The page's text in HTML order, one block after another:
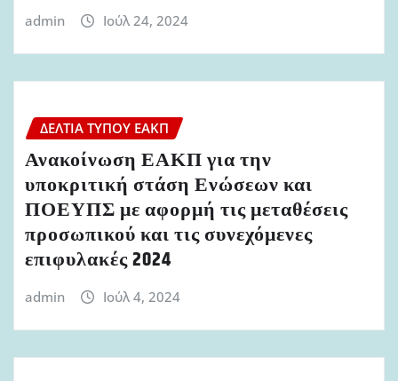
admin Ιούλ 24, 2024
ΔΕΛΤΊΑ ΤΎΠΟΥ ΕΑΚΠ
Ανακοίνωση ΕΑΚΠ για την
υποκριτική στάση Ενώσεων και
ΠΟΕΥΠΣ με αφορμή τις μεταθέσεις
προσωπικού και τις συνεχόμενες
επιφυλακές 2024
admin Ιούλ 4, 2024